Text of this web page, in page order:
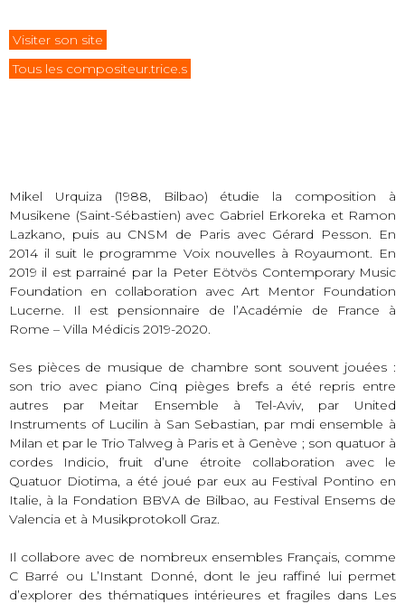
Visiter son site
Tous les compositeur.trice.s
Mikel Urquiza (1988, Bilbao) étudie la composition à
Musikene (Saint-Sébastien) avec Gabriel Erkoreka et Ramon
Lazkano, puis au CNSM de Paris avec Gérard Pesson. En
2014 il suit le programme Voix nouvelles à Royaumont. En
2019 il est parrainé par la Peter Eötvös Contemporary Music
Foundation en collaboration avec Art Mentor Foundation
Lucerne. Il est pensionnaire de l’Académie de France à
Rome – Villa Médicis 2019-2020.
Ses pièces de musique de chambre sont souvent jouées :
son trio avec piano Cinq pièges brefs a été repris entre
autres par Meitar Ensemble à Tel-Aviv, par United
Instruments of Lucilin à San Sebastian, par mdi ensemble à
Milan et par le Trio Talweg à Paris et à Genève ; son quatuor à
cordes Indicio, fruit d’une étroite collaboration avec le
Quatuor Diotima, a été joué par eux au Festival Pontino en
Italie, à la Fondation BBVA de Bilbao, au Festival Ensems de
Valencia et à Musikprotokoll Graz.
Il collabore avec de nombreux ensembles Français, comme
C Barré ou L’Instant Donné, dont le jeu raffiné lui permet
d’explorer des thématiques intérieures et fragiles dans Les